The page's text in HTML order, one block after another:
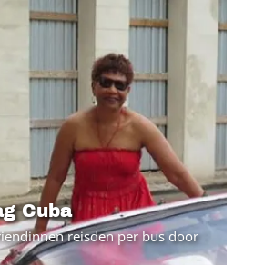
Cuba
reisden per bus door